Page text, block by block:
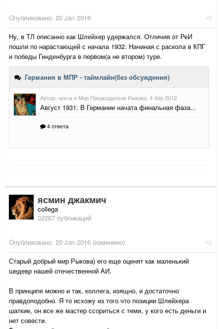
Опубликовано: 20 Jan 2016
Ну, в ТЛ описанно как Шлейхер удержался. Отличия от РеИ
пошли по нарастающей с начала 1932. Начиная с раскола в КПГ
и победы Гинденбурга в первом(а не втором) туре.
ясмин джакмич
collega
32267 публикаций
Опубликовано: 20 Jan 2016 (изменено)
Старый добрый мир Рыкова) его еще оценят как маленький
шедевр нашей отечественной АИ,
В принципе можно и так, коллега, изящно, и достаточно
правдоподобно. Я то исхожу из того что позиции Шлейхера
шаткие, он все же мастер ссориться с теми, у кого есть деньги и
нет совести.